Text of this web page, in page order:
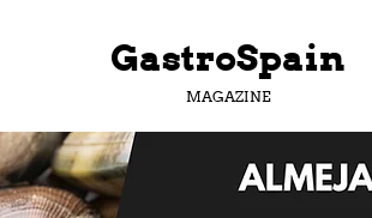
GastroSpain
MAGAZINE